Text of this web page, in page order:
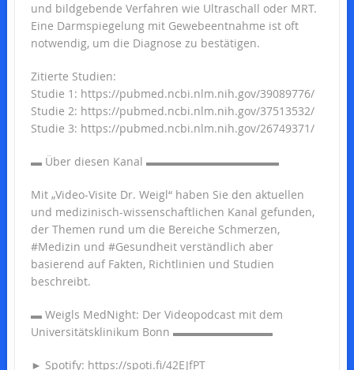
und bildgebende Verfahren wie Ultraschall oder MRT.
Eine Darmspiegelung mit Gewebeentnahme ist oft
notwendig, um die Diagnose zu bestätigen.
Zitierte Studien:
Studie 1: https://pubmed.ncbi.nlm.nih.gov/39089776/
Studie 2: https://pubmed.ncbi.nlm.nih.gov/37513532/
Studie 3: https://pubmed.ncbi.nlm.nih.gov/26749371/
▬ Über diesen Kanal ▬▬▬▬▬▬▬▬▬▬▬▬
Mit „Video-Visite Dr. Weigl“ haben Sie den aktuellen
und medizinisch-wissenschaftlichen Kanal gefunden,
der Themen rund um die Bereiche Schmerzen,
#Medizin und #Gesundheit verständlich aber
basierend auf Fakten, Richtlinien und Studien
beschreibt.
▬ Weigls MedNight: Der Videopodcast mit dem
Universitätsklinikum Bonn ▬▬▬▬▬▬▬▬▬
► Spotify: https://spoti.fi/42EJfPT